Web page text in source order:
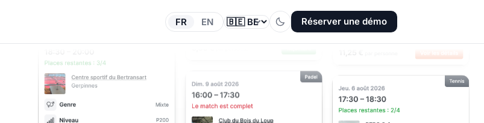
FR EN Votre pays
Passer en mode sombre
Réserver une démo